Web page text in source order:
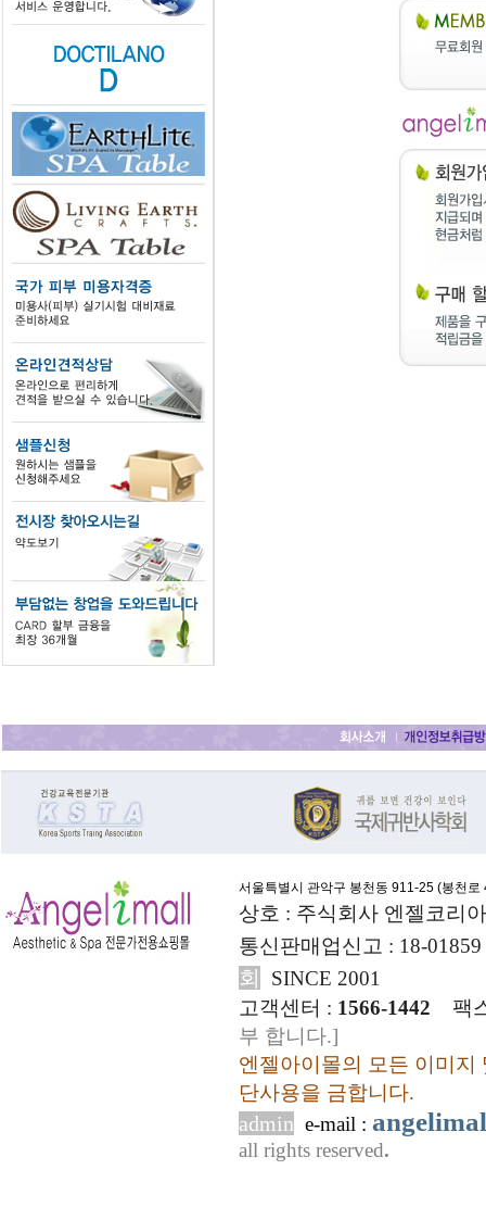
서울특별시 관악구 봉천동 911-25 (봉천로
상호 : 주식회사 엔젤코리
통신판매업신고 : 18-
회
SINCE 2001
고객센터 : 1566-1442
팩
부 합니다.]
엔젤아이몰의 모든 이미지
단사용을 금합니다.
admin e-mail :
all rights reserved.